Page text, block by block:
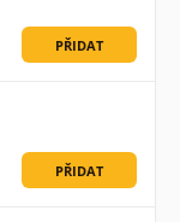
PŘIDAT
PŘIDAT